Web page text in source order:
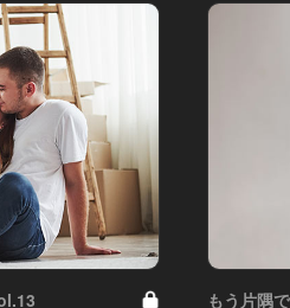
もう片隅